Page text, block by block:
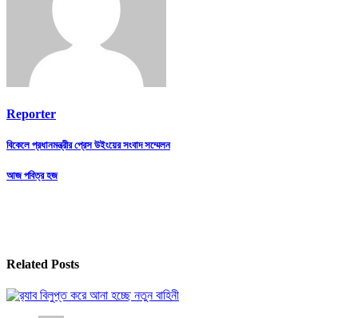
Reporter
Post
navigation
বিকেলে প্রধানমন্ত্রীর প্রেস উইংয়ের সংবাদ সম্মেলন
আজ পবিত্র হজ
Related Posts